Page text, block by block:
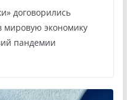
договорились
мировую экономику
пандемии